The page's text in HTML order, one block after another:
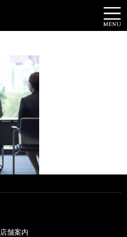
店舗案内